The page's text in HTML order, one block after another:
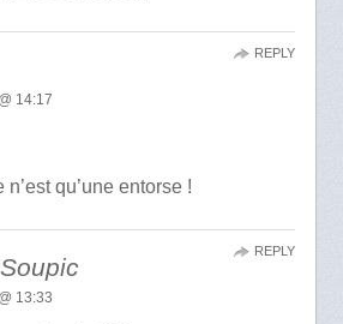
14:17
qu’une entorse !
REPLY
13:33
REPLY